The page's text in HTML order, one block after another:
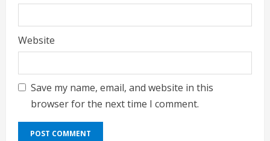
Website
Save my name, email, and website in this
browser for the next time I comment.